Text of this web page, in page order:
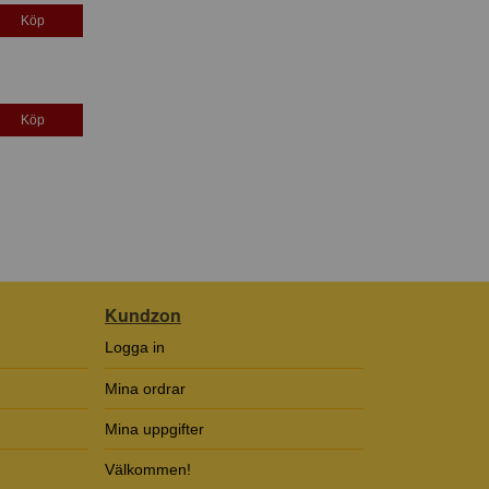
Köp
Köp
Kundzon
Logga in
Mina ordrar
Mina uppgifter
Välkommen!